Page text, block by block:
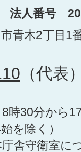
法人番号
青木2丁目1
（代表
時30分から
を除く）
舎守衛室に